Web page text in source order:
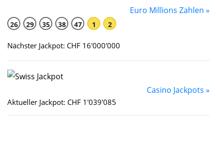
Euro Millions Zahlen »
26 29 35 38 47 1 2
Nächster Jackpot: CHF 16'000'000
Casino Jackpots »
Aktueller Jackpot: CHF 1'039'085